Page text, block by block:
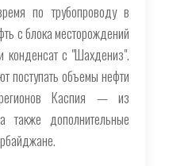
по трубопроводу в
с блока месторождений
конденсат с "Шахдениз".
поступать объемы нефти
Каспия — из
также дополнительные